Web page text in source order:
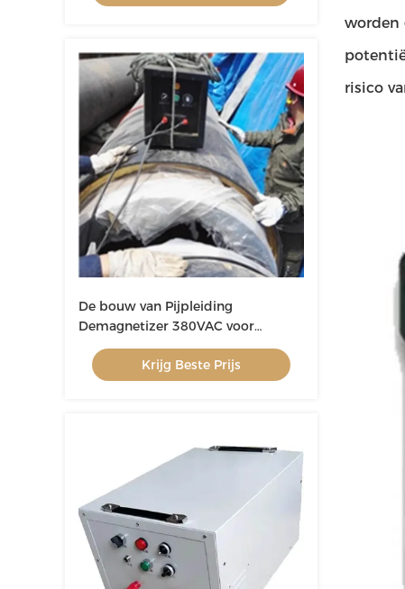
De bouw van Pijpleiding
Demagnetizer 380VAC voor
Pijpleidingsbouw
Krijg Beste Prijs
worden
risico